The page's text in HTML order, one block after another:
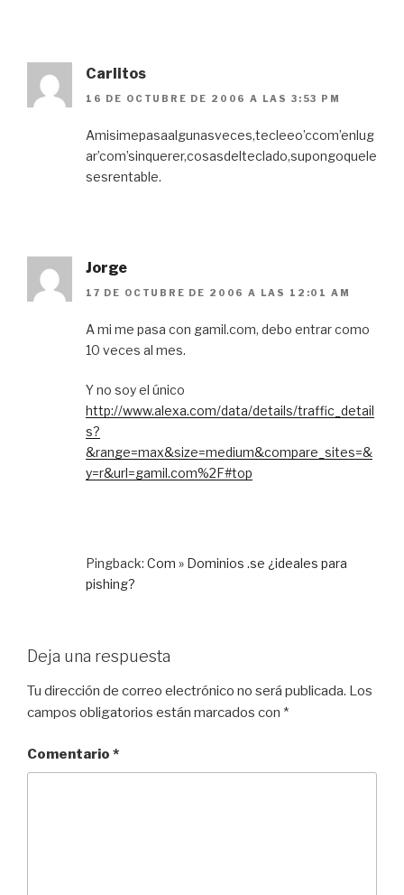
Carlitos
16 DE OCTUBRE DE 2006 A LAS 3:53 PM
Amisimepasaalgunasveces,tecleeo’ccom’enlug
ar’com’sinquerer,cosasdelteclado,supongoquele
sesrentable.
Jorge
17 DE OCTUBRE DE 2006 A LAS 12:01 AM
A mi me pasa con gamil.com, debo entrar como
10 veces al mes.
Y no soy el único
http://www.alexa.com/data/details/traffic_detail
s?
&range=max&size=medium&compare_sites=&
y=r&url=gamil.com%2F#top
Pingback: Com » Dominios .se ¿ideales para
pishing?
Deja una respuesta
Tu dirección de correo electrónico no será publicada. Los
campos obligatorios están marcados con *
Comentario *